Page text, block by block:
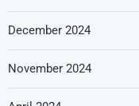
December 2024
November 2024